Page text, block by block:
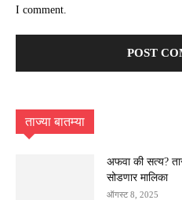
I comment.
ताज्या बातम्या
अफवा की सत्य?
सोडणार मालिका
ऑगस्ट 8, 2025